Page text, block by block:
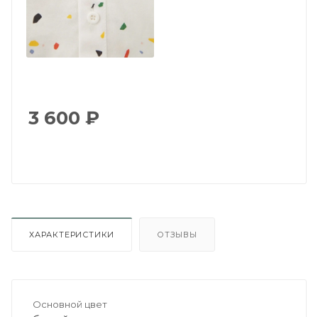
3 600 ₽
ХАРАКТЕРИСТИКИ ОТЗЫВЫ
Основной цвет